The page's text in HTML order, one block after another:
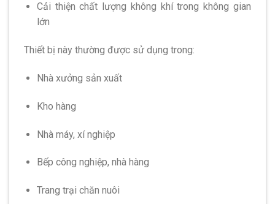
Cải thiện chất lượng không khí trong không gian
lớn
Thiết bị này thường được sử dụng trong:
Nhà xưởng sản xuất
Kho hàng
Nhà máy, xí nghiệp
Bếp công nghiệp, nhà hàng
Trang trại chăn nuôi